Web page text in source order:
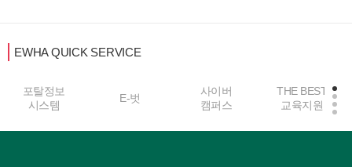
EWHA QUICK SERVICE
포탈정보
시스템
E-벗
사이버
캠퍼스
THE BEST
교육지원